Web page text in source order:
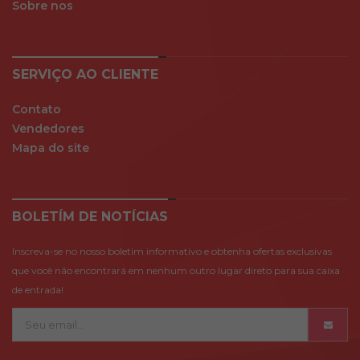
Sobre nos
SERVIÇO AO CLIENTE
Contato
Vendedores
Mapa do site
BOLETÍM DE NOTÍCIAS
Inscreva-se no nosso boletim informativo e obtenha ofertas exclusivas
que você não encontrará em nenhum outro lugar direto para sua caixa
de entrada!